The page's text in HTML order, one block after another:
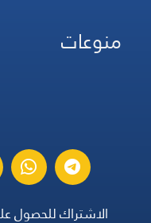
منوعات
الاشتراك